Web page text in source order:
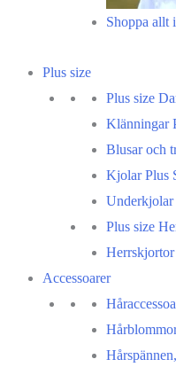
Shoppa allt
Plus size
Plus size
Klänningar
Blusar och
Kjolar Plus
Underkjolar
Plus size
Accessoarer